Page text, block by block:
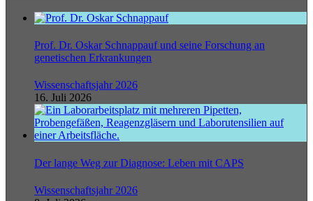
Prof. Dr. Oskar Schnappauf und seine Forschung an
genetischen Erkrankungen
Wissenschaftsjahr 2026
16. Juli 2026
Der lange Weg zur Diagnose: Leben mit CAPS
Wissenschaftsjahr 2026